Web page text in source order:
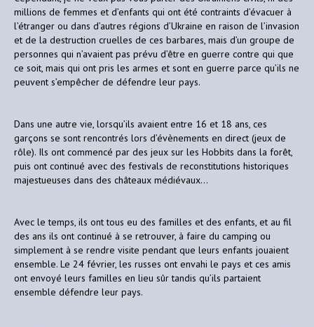
millions de femmes et d’enfants qui ont été contraints d’évacuer à
l’étranger ou dans d’autres régions d’Ukraine en raison de l’invasion
et de la destruction cruelles de ces barbares, mais d’un groupe de
personnes qui n’avaient pas prévu d’être en guerre contre qui que
ce soit, mais qui ont pris les armes et sont en guerre parce qu’ils ne
peuvent s’empêcher de défendre leur pays.
Dans une autre vie, lorsqu’ils avaient entre 16 et 18 ans, ces
garçons se sont rencontrés lors d’évènements en direct (jeux de
rôle). Ils ont commencé par des jeux sur les Hobbits dans la forêt,
puis ont continué avec des festivals de reconstitutions historiques
majestueuses dans des châteaux médiévaux…
Avec le temps, ils ont tous eu des familles et des enfants, et au fil
des ans ils ont continué à se retrouver, à faire du camping ou
simplement à se rendre visite pendant que leurs enfants jouaient
ensemble. Le 24 février, les russes ont envahi le pays et ces amis
ont envoyé leurs familles en lieu sûr tandis qu’ils partaient
ensemble défendre leur pays.